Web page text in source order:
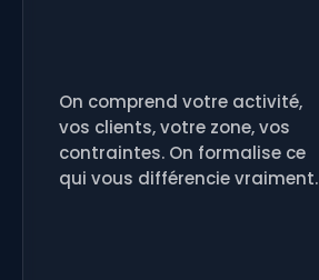
On comprend votre activité,
vos clients, votre zone, vos
contraintes. On formalise ce
qui vous différencie vraiment.